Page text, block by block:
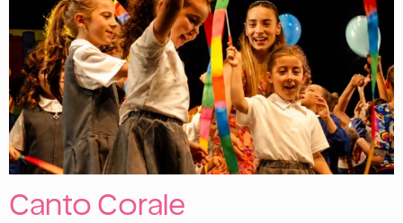
Canto Corale